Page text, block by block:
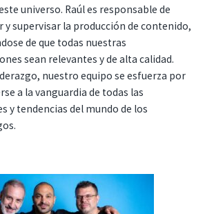
universo. Raúl es responsable de
y supervisar la producción de contenido,
de que todas nuestras
sean relevantes y de alta calidad.
nuestro equipo se esfuerza por
a la vanguardia de todas las
y tendencias del mundo de los